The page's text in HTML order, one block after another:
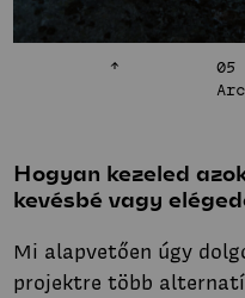
05
Hogyan kezeled
kevésbé vagy
Mi alapvetően úgy
projektre több